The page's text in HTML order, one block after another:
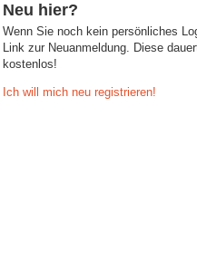
Neu hier?
Wenn Sie noch kein persönliches
Link zur Neuanmeldung. Diese
kostenlos!
Ich will mich neu registrieren!